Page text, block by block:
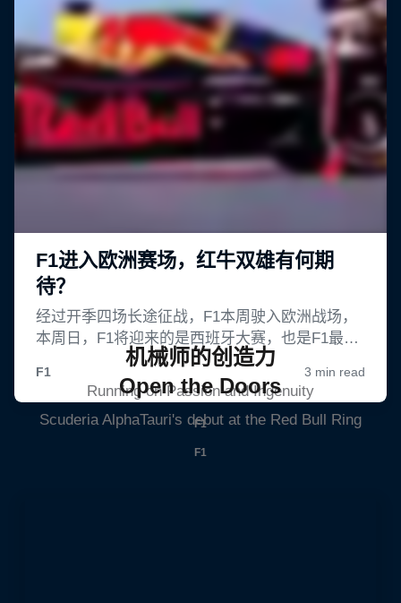
机械师的创造力
Running on Passion and Ingenuity
F1
Open the Doors
Scuderia AlphaTauri's debut at the Red Bull Ring
F1